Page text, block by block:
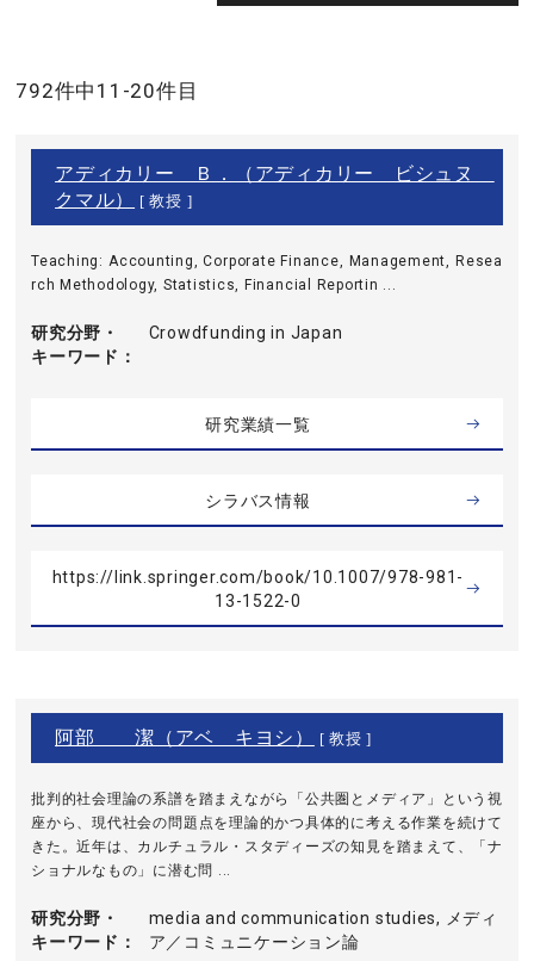
792件中11-20件目
アディカリー Ｂ．（アディカリー ビシュヌ
クマル）
[ 教授 ]
Teaching: Accounting, Corporate Finance, Management, Resea
rch Methodology, Statistics, Financial Reportin ...
研究分野・
キーワード
Crowdfunding in Japan
研究業績一覧
シラバス情報
https://link.springer.com/book/10.1007/978-981-
13-1522-0
阿部 潔（アベ キヨシ） [ 教授 ]
批判的社会理論の系譜を踏まえながら「公共圏とメディア」という視
座から、現代社会の問題点を理論的かつ具体的に考える作業を続けて
きた。近年は、カルチュラル・スタディーズの知見を踏まえて、「ナ
ショナルなもの」に潜む問 ...
研究分野・
キーワード
media and communication studies, メディ
ア／コミュニケーション論